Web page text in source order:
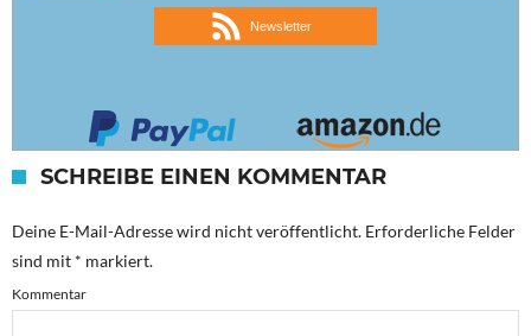
Newsletter
SCHREIBE EINEN KOMMENTAR
Deine E-Mail-Adresse wird nicht veröffentlicht. Erforderliche Felder
sind mit * markiert.
Kommentar